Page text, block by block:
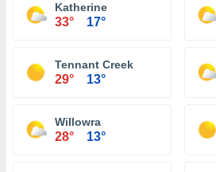
Katherine
33° 17°
Tennant Creek
29° 13°
Willowra
28° 13°